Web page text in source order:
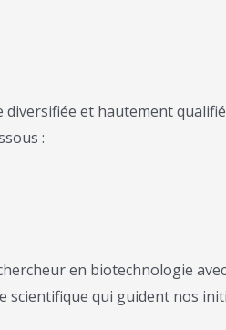
et hautement
:
en biotechnologie
qui guident nos